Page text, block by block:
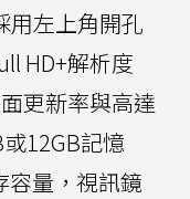
用左上角開孔
HD+解析度
更新率與高達
12GB記憶
容量，視訊鏡